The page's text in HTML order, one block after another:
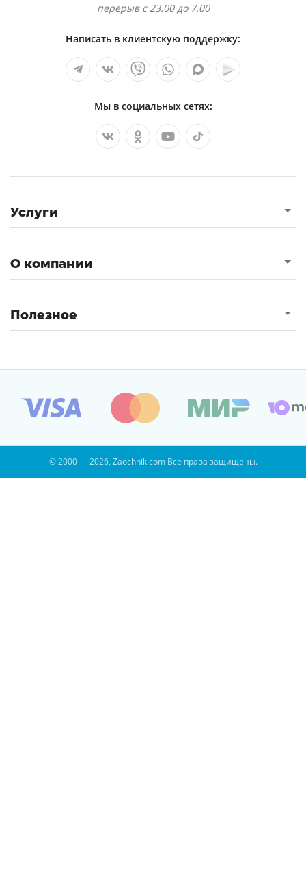
перерыв с 23.00 до 7.00
Написать в клиентскую поддержку:
Мы в социальных сетях:
Услуги
О компании
Полезное
© 2000 — 2026, Zaochnik.com Все права защищены.